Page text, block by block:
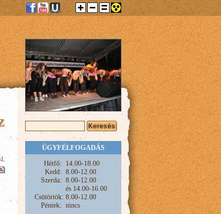
KERESÉS ŰRLAP
ÜGYFÉLFOGADÁS
Hétfő: 14.00-18.00
Kedd: 8.00-12.00
Szerda: 8.00-12.00
és 14.00-16.00
Csütörtök: 8.00-12.00
Péntek: nincs